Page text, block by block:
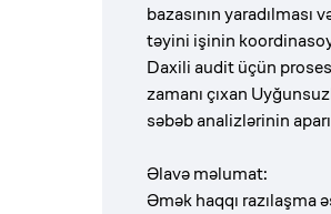
bazasının
təyini işinin
Daxili audit üçün
zamanı çıxan
səbəb analizlərinin
Əlavə məlumat:
Əmək haqqı razılaşma